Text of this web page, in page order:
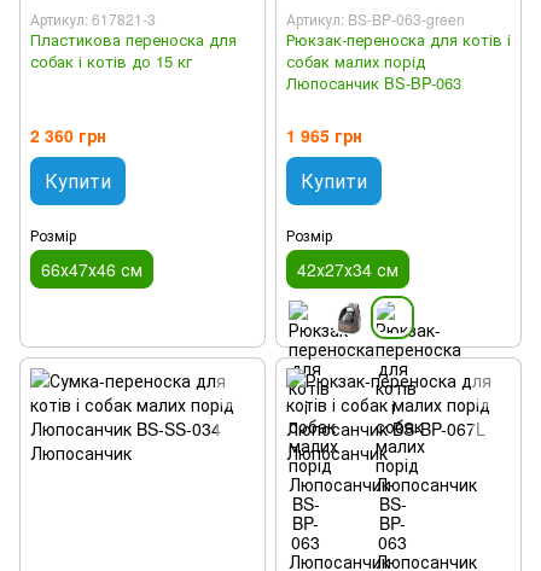
Артикул: 617821-3
Пластикова переноска для
собак і котів до 15 кг
2 360 грн
Купити
Розмір
66х47х46 см
Артикул: BS-BP-063-green
Рюкзак-переноска для котів і
собак малих порід
Люпосанчик BS-BP-063
1 965 грн
Купити
Розмір
42х27х34 см